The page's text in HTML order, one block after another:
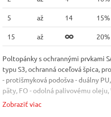
5 až 14
15 až
Poltopánky s ochrannými prvkami
typu S3, ochranná oceľová špica,
- protišmyková podošva - duálny
päty, FO - odolná palivovému oleju,
antistatická, certifikácia DGUV
Zobraziť viac